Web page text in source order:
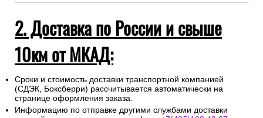
2. Доставка по России и свыше
10км от МКАД:
Сроки и стоимость доставки транспортной компанией
(СДЭК, Боксберри) рассчитывается автоматически на
странице оформления заказа.
Информацию по отправке другими службами доставки